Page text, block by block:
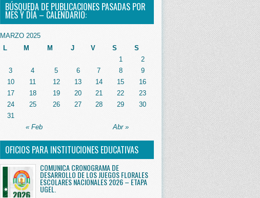
BÚSQUEDA DE PUBLICACIONES PASADAS POR
MES Y DÍA – CALENDARIO:
MARZO 2025
L
M M J V S S
« Feb Abr »
1
2
3
4 5 6 7 8
9
10
11 12 13 14 15
16
17
18 19 20 21 22
23
24
25 26 27 28 29
30
31
OFICIOS PARA INSTITUCIONES EDUCATIVAS
COMUNICA CRONOGRAMA DE
DESARROLLO DE LOS JUEGOS FLORALES
ESCOLARES NACIONALES 2026 – ETAPA
UGEL.